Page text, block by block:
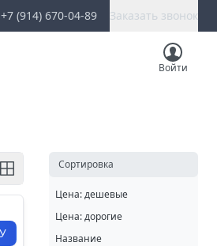
+7 (914) 670-04-89 Заказать звонок
Войти
Cортировка
Цена: дешевые
Цена: дорогие
Название